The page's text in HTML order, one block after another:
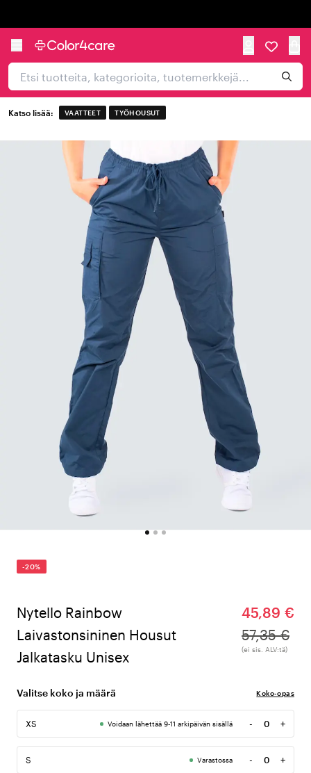
Katso lisää: VAATTEET TYÖHOUSUT
-20%
Nytello Rainbow
Laivastonsininen Housut
Jalkatasku Unisex
45,89 €
57,35 €
(ei sis. ALV:tä)
Valitse koko ja määrä Koko-opas
XS Voidaan lähettää 9-11 arkipäivän sisällä -
Määrä
+
S Varastossa -
Määrä
+